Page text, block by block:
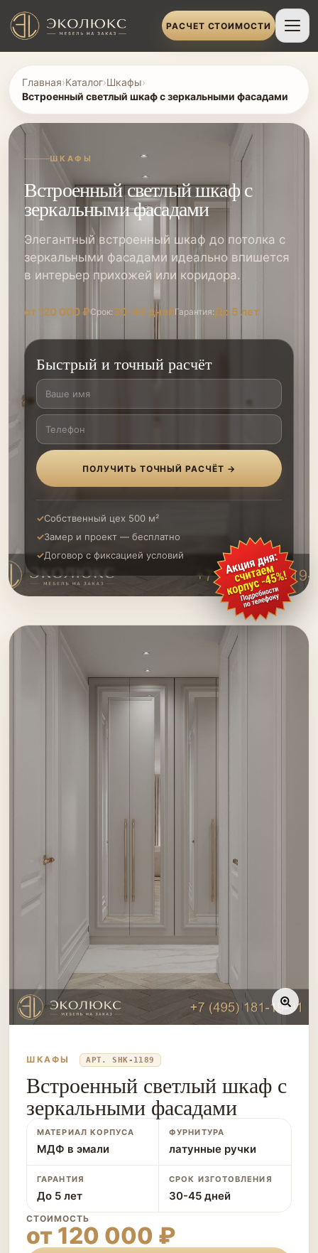
РАСЧЕТ СТОИМОСТИ
Главная›Каталог›Шкафы›
Встроенный светлый шкаф с зеркальными фасадами
ШКАФЫ
Встроенный светлый шкаф с
зеркальными фасадами
Элегантный встроенный шкаф до потолка с
зеркальными фасадами идеально впишется
в интерьер прихожей или коридора.
от 120 000 ₽Срок:30-45 днейГарантия:До 5 лет
Быстрый и точный расчёт
ПОЛУЧИТЬ ТОЧНЫЙ РАСЧЁТ →
Собственный цех 500 м²
Замер и проект — бесплатно
Договор с фиксацией условий
ШКАФЫ АРТ. SHK-1189
Встроенный светлый шкаф с
зеркальными фасадами
МАТЕРИАЛ КОРПУСА
МДФ в эмали
ФУРНИТУРА
латунные ручки
ГАРАНТИЯ
До 5 лет
СРОК ИЗГОТОВЛЕНИЯ
30-45 дней
СТОИМОСТЬ
от 120 000 ₽